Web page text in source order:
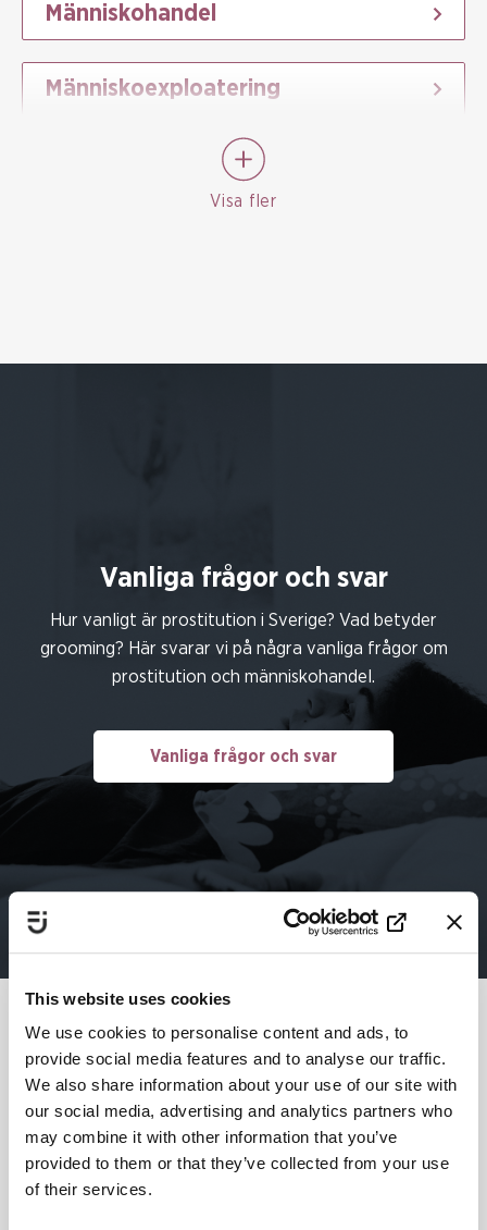
This website uses cookies
We use cookies to personalise content and ads, to
provide social media features and to analyse our traffic.
We also share information about your use of our site with
our social media, advertising and analytics partners who
may combine it with other information that you’ve
provided to them or that they’ve collected from your use
of their services.
Människohandel
Människoexploatering
Visa fler
Vanliga frågor och svar
Hur vanligt är prostitution i Sverige? Vad betyder
grooming? Här svarar vi på några vanliga frågor om
prostitution och människohandel.
Vanliga frågor och svar
Broschyr om hur NSPM arbetar och
ger stöd till andra